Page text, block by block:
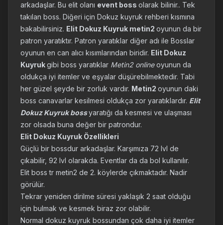
arkadaşlar. Bu elit olanı event boss olarak bilinir.. Tek
takılan boss. Diğeri için Dokuz kuyruk rehberi kısmına
bakabilirsiniz. Elit Dokuz Kuyruk metin2 oyunun da bir
patron yaratıktır. Patron yaratıklar diğer adı ile Bosslar
oyunun en can alıcı kısımlarından biridir. Elit Dokuz
Kuyrukgibi boss yaratıklar Metin2 onlineoyunun da
oldukça iyi itemler ve eşyalar düşürebilmektedir. Tabi
her güzel şeyde bir zorluk vardır. Metin2 oyunun daki
boss canavarlar kesilmesi oldukça zor yaratıklardır. Elit
Dokuz Kuyruk bossyaratığı da kesmesi ve ulaşması
zor olsada buna değer bir patrondur.
Elit Dokuz Kuyruk Özellikleri
Güçlü bir bossdur arkadaşlar. Karşımıza 72 lvl de
çıkabilir, 92 lvl olarakda. Eventlar da da bol kullanılır.
Elit boss tr metin2 de 2. köylerde çıkmaktadır. Nadir
görülür.
Tekrar yeniden dirilme süresi yaklaşık 2 saat olduğu
için bulmak ve kesmek biraz zor olabilir.
Normal dokuz kuyruk bossundan çok daha iyi itemler